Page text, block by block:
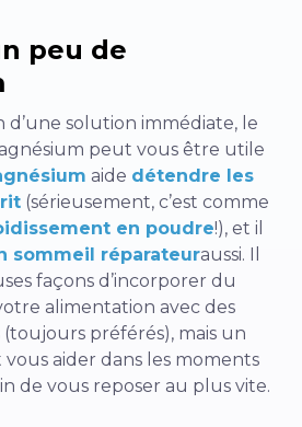
peu de
d’une solution immédiate, le
peut vous être utile
aide détendre les
(sérieusement, c’est comme
en poudre!), et il
sommeil réparateuraussi. Il
façons d’incorporer du
alimentation avec des
préférés), mais un
aider dans les moments
de vous reposer au plus vite.